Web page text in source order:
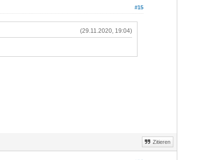
#15
(29.11.2020, 19:04)
Zitieren